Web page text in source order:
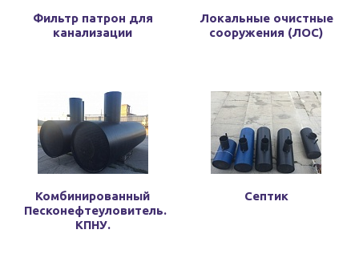
Фильтр патрон для
канализации
Локальные очистные
сооружения (ЛОС)
Комбинированный
Песконефтеуловитель.
КПНУ.
Септик